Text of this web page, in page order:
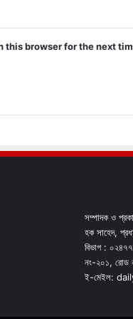
this browser for the next
সম্পাদক ও
হক সাহেদ,
বিভাগ :
নং-২০১, রোড
ই-মেইল: